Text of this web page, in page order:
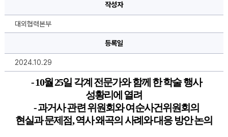
의
사
작성자
대외협력본부
등록일
2024.10.29
- 10월 25일 각계 전문가와 함께 한 학술 행사
성황리에 열려
- 과거사 관련 위원회와 여순사건위원회의
현실과 문제점, 역사 왜곡의 사례와 대응 방안 논의